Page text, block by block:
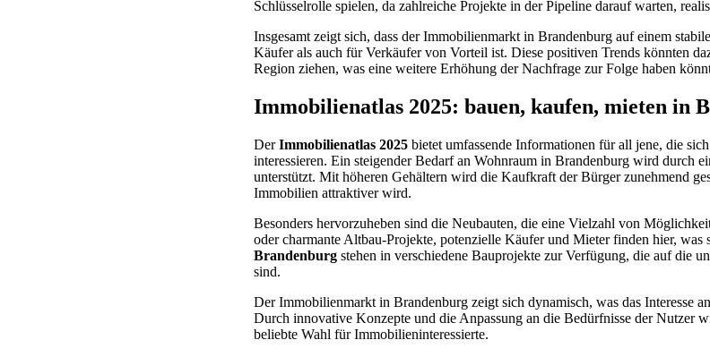
Schlüsselrolle spielen, da zahlreiche Projekte in der Pipeline darauf warten,
Insgesamt zeigt sich, dass der Immobilienmarkt in Brandenburg auf einem
Käufer als auch für Verkäufer von Vorteil ist. Diese positiven Trends könnten
Region ziehen, was eine weitere Erhöhung der Nachfrage zur Folge haben
Immobilienatlas 2025: bauen, kaufen, mieten in
DerImmobilienatlas 2025 bietet umfassende Informationen für all jene, die
interessieren. Ein steigender Bedarf an Wohnraum in Brandenburg wird durch
unterstützt. Mit höheren Gehältern wird die Kaufkraft der Bürger zunehmend
Immobilien attraktiver wird.
Besonders hervorzuheben sind die Neubauten, die eine Vielzahl von
oder charmante Altbau-Projekte, potenzielle Käufer und Mieter finden hier, was
Brandenburg stehen in verschiedene Bauprojekte zur Verfügung, die auf die
sind.
Der Immobilienmarkt in Brandenburg zeigt sich dynamisch, was das Interesse
Durch innovative Konzepte und die Anpassung an die Bedürfnisse der Nutzer
beliebte Wahl für Immobilieninteressierte.